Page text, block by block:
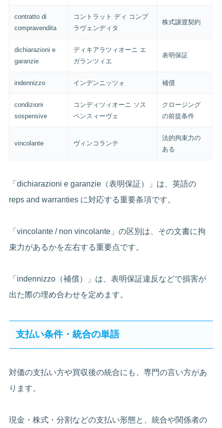
contratto di
compravendita
コントラット ディ コンプ
ラヴェンディタ
株式譲渡契約
dichiarazioni e
garanzie
ディキアラツィオーニ エ
ガランツィエ
表明保証
indennizzo インデンニッツォ 補償
condizioni
sospensive
コンディツィオーニ ソス
ペンスィーヴェ
クロージング
の前提条件
vincolante ヴィンコランテ
法的拘束力の
ある
「dichiarazioni e garanzie（表明保証）」は、英語の
reps and warranties に対応する重要条項です。
「vincolante / non vincolante」の区別は、その文書に拘
束力があるかを左右する重要点です。
「indennizzo（補償）」は、表明保証違反などで損害が
出た際の埋め合わせを定めます。
支払い条件・統合の単語
対価の支払い方や買収後の統合にも、専門の言い方があ
ります。
現金・株式・分割などの支払い形態と、統合や関係者の